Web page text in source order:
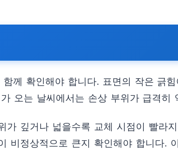
께 확인해야 합니다. 표면의 작은 긁
오는 날씨에서는 손상 부위가 급격히
깊거나 넓을수록 교체 시점이 빨라
비정상적으로 큰지 확인해야 합니다.